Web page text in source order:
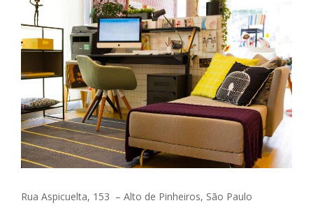
Rua Aspicuelta, 153 – Alto de Pinheiros, São Paulo